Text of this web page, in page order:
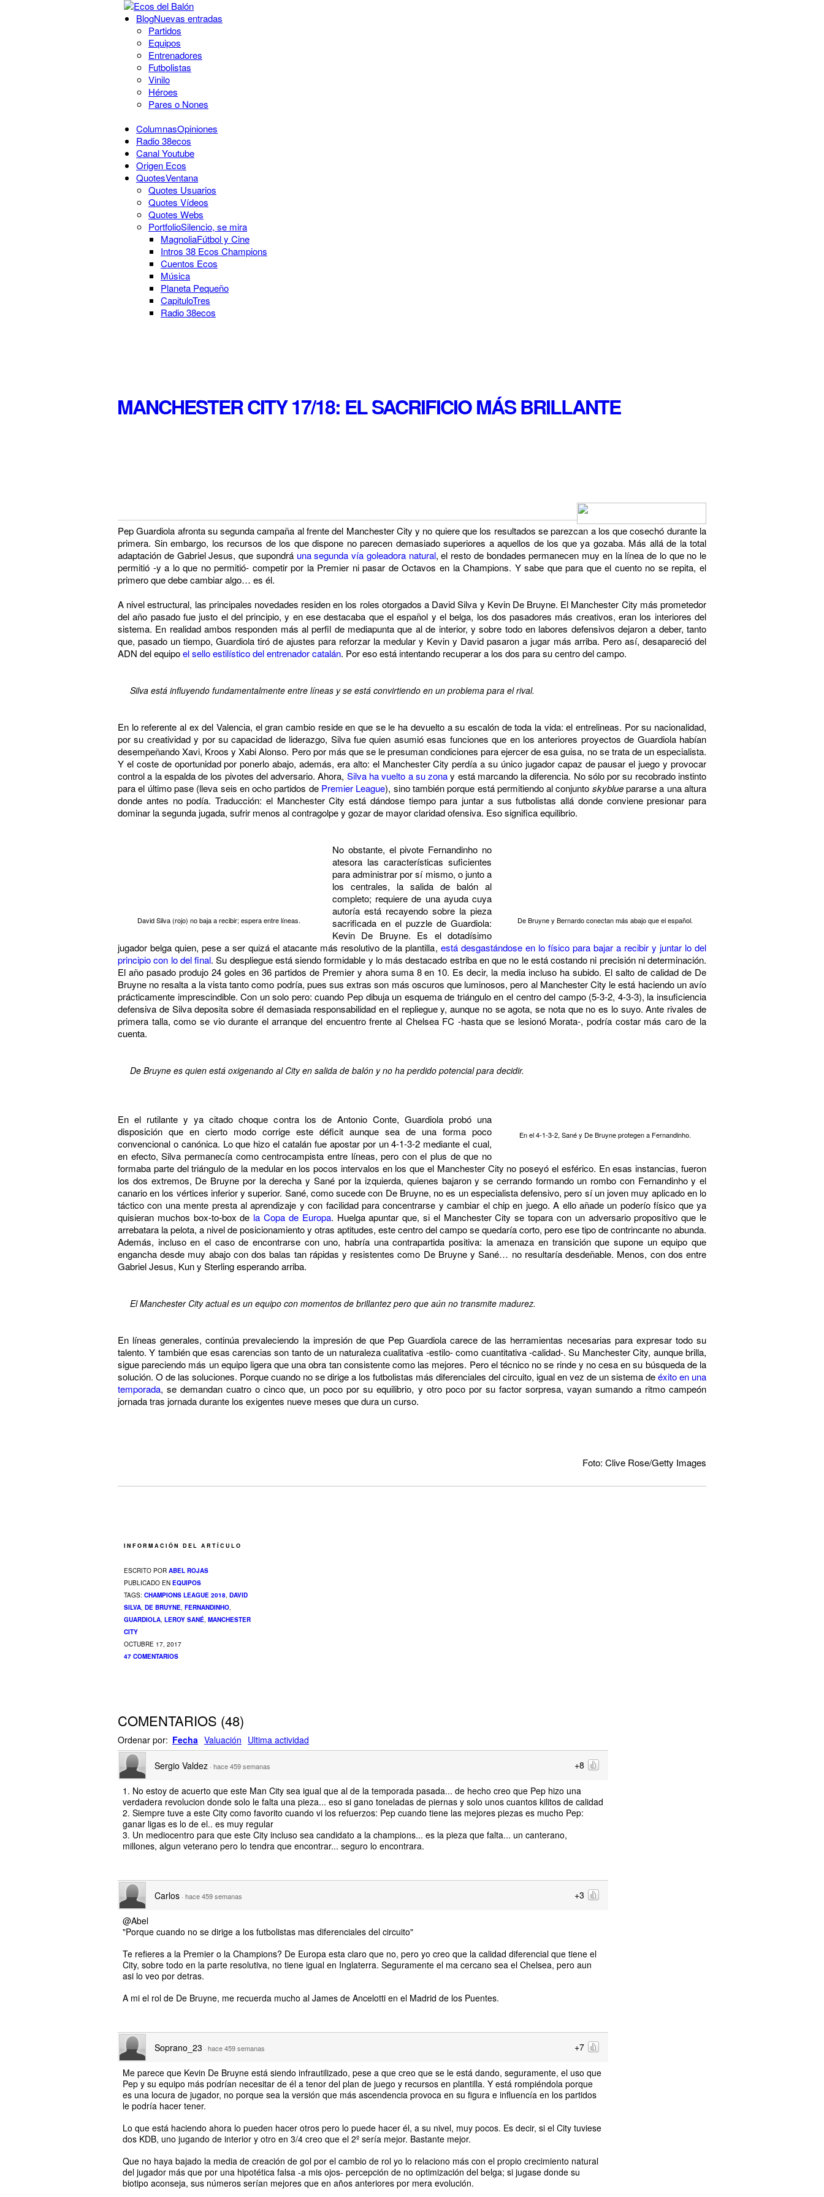
BlogNuevas entradas
Partidos
Equipos
Entrenadores
Futbolistas
Vinilo
Héroes
Pares o Nones
ColumnasOpiniones
Radio 38ecos
Canal Youtube
Origen Ecos
QuotesVentana
Quotes Usuarios
Quotes Vídeos
Quotes Webs
PortfolioSilencio, se mira
MagnoliaFútbol y Cine
Intros 38 Ecos Champions
Cuentos Ecos
Música
Planeta Pequeño
CapituloTres
Radio 38ecos
MANCHESTER CITY 17/18: EL SACRIFICIO MÁS BRILLANTE
Pep Guardiola afronta su segunda campaña al frente del Manchester City y no quiere que los resultados se parezcan a los que cosechó durante la
primera. Sin embargo, los recursos de los que dispone no parecen demasiado superiores a aquellos de los que ya gozaba. Más allá de la total
adaptación de Gabriel Jesus, que supondrá una segunda vía goleadora natural, el resto de bondades permanecen muy en la línea de lo que no le
permitió -y a lo que no permitió- competir por la Premier ni pasar de Octavos en la Champions. Y sabe que para que el cuento no se repita, el
primero que debe cambiar algo… es él.
A nivel estructural, las principales novedades residen en los roles otorgados a David Silva y Kevin De Bruyne. El Manchester City más prometedor
del año pasado fue justo el del principio, y en ese destacaba que el español y el belga, los dos pasadores más creativos, eran los interiores del
sistema. En realidad ambos responden más al perfil de mediapunta que al de interior, y sobre todo en labores defensivos dejaron a deber, tanto
que, pasado un tiempo, Guardiola tiró de ajustes para reforzar la medular y Kevin y David pasaron a jugar más arriba. Pero así, desapareció del
ADN del equipoel sello estilístico del entrenador catalán. Por eso está intentando recuperar a los dos para su centro del campo.
Silva está influyendo fundamentalmente entre líneas y se está convirtiendo en un problema para el rival.
En lo referente al ex del Valencia, el gran cambio reside en que se le ha devuelto a su escalón de toda la vida: el entrelineas. Por su nacionalidad,
por su creatividad y por su capacidad de liderazgo, Silva fue quien asumió esas funciones que en los anteriores proyectos de Guardiola habían
desempeñando Xavi, Kroos y Xabi Alonso. Pero por más que se le presuman condiciones para ejercer de esa guisa, no se trata de un especialista.
Y el coste de oportunidad por ponerlo abajo, además, era alto: el Manchester City perdía a su único jugador capaz de pausar el juego y provocar
control a la espalda de los pivotes del adversario. Ahora, Silva ha vuelto a su zonay está marcando la diferencia. No sólo por su recobrado instinto
para el último pase (lleva seis en ocho partidos de Premier League), sino también porque está permitiendo al conjunto skybluepararse a una altura
donde antes no podía. Traducción: el Manchester City está dándose tiempo para juntar a sus futbolistas allá donde conviene presionar para
dominar la segunda jugada, sufrir menos al contragolpe y gozar de mayor claridad ofensiva. Eso significa equilibrio.
David Silva (rojo) no baja a recibir; espera entre líneas. De Bruyne y Bernardo conectan más abajo que el español.
No obstante, el pivote Fernandinho no
atesora las características suficientes
para administrar por sí mismo, o junto a
los centrales, la salida de balón al
completo; requiere de una ayuda cuya
autoría está recayendo sobre la pieza
sacrificada en el puzzle de Guardiola:
Kevin De Bruyne. Es el dotadísimo
jugador belga quien, pese a ser quizá el atacante más resolutivo de la plantilla, está desgastándose en lo físico para bajar a recibir y juntar lo del
principio con lo del final. Su despliegue está siendo formidable y lo más destacado estriba en que no le está costando ni precisión ni determinación.
El año pasado produjo 24 goles en 36 partidos de Premier y ahora suma 8 en 10. Es decir, la media incluso ha subido. El salto de calidad de De
Bruyne no resalta a la vista tanto como podría, pues sus extras son más oscuros que luminosos, pero al Manchester City le está haciendo un avío
prácticamente imprescindible. Con un solo pero: cuando Pep dibuja un esquema de triángulo en el centro del campo (5-3-2, 4-3-3), la insuficiencia
defensiva de Silva deposita sobre él demasiada responsabilidad en el repliegue y, aunque no se agota, se nota que no es lo suyo. Ante rivales de
primera talla, como se vio durante el arranque del encuentro frente al Chelsea FC -hasta que se lesionó Morata-, podría costar más caro de la
cuenta.
De Bruyne es quien está oxigenando al City en salida de balón y no ha perdido potencial para decidir.
En el 4-1-3-2, Sané y De Bruyne protegen a Fernandinho.
En el rutilante y ya citado choque contra los de Antonio Conte, Guardiola probó una
disposición que en cierto modo corrige este déficit aunque sea de una forma poco
convencional o canónica. Lo que hizo el catalán fue apostar por un 4-1-3-2 mediante el cual,
en efecto, Silva permanecía como centrocampista entre líneas, pero con el plus de que no
formaba parte del triángulo de la medular en los pocos intervalos en los que el Manchester City no poseyó el esférico. En esas instancias, fueron
los dos extremos, De Bruyne por la derecha y Sané por la izquierda, quienes bajaron y se cerrando formando un rombo con Fernandinho y el
canario en los vértices inferior y superior. Sané, como sucede con De Bruyne, no es un especialista defensivo, pero sí un joven muy aplicado en lo
táctico con una mente presta al aprendizaje y con facilidad para concentrarse y cambiar el chip en juego. A ello añade un poderío físico que ya
quisieran muchos box-to-box de la Copa de Europa. Huelga apuntar que, si el Manchester City se topara con un adversario propositivo que le
arrebatara la pelota, a nivel de posicionamiento y otras aptitudes, este centro del campo se quedaría corto, pero ese tipo de contrincante no abunda.
Además, incluso en el caso de encontrarse con uno, habría una contrapartida positiva: la amenaza en transición que supone un equipo que
engancha desde muy abajo con dos balas tan rápidas y resistentes como De Bruyne y Sané… no resultaría desdeñable. Menos, con dos entre
Gabriel Jesus, Kun y Sterling esperando arriba.
El Manchester City actual es un equipo con momentos de brillantez pero que aún no transmite madurez.
En líneas generales, continúa prevaleciendo la impresión de que Pep Guardiola carece de las herramientas necesarias para expresar todo su
talento. Y también que esas carencias son tanto de un naturaleza cualitativa -estilo- como cuantitativa -calidad-. Su Manchester City, aunque brilla,
sigue pareciendo más un equipo ligera que una obra tan consistente como las mejores. Pero el técnico no se rinde y no cesa en su búsqueda de la
solución. O de las soluciones. Porque cuando no se dirige a los futbolistas más diferenciales del circuito, igual en vez de un sistema deéxito en una
temporada, se demandan cuatro o cinco que, un poco por su equilibrio, y otro poco por su factor sorpresa, vayan sumando a ritmo campeón
jornada tras jornada durante los exigentes nueve meses que dura un curso.
Foto: Clive Rose/Getty Images
INFORMACIÓN DEL ARTÍCULO
ESCRITO POR ABEL ROJAS
PUBLICADO EN EQUIPOS
TAGS: CHAMPIONS LEAGUE 2018, DAVID
SILVA, DE BRUYNE, FERNANDINHO,
GUARDIOLA, LEROY SANÉ, MANCHESTER
CITY
OCTUBRE 17, 2017
47 COMENTARIOS
COMENTARIOS (48)
Ordenar por: Fecha Valuación Ultima actividad
+8
Sergio Valdez · hace 459 semanas
1. No estoy de acuerto que este Man City sea igual que al de la temporada pasada... de hecho creo que Pep hizo una
verdadera revolucion donde solo le falta una pieza... eso si gano toneladas de piernas y solo unos cuantos kilitos de calidad
2. Siempre tuve a este City como favorito cuando vi los refuerzos: Pep cuando tiene las mejores piezas es mucho Pep:
ganar ligas es lo de el.. es muy regular
3. Un mediocentro para que este City incluso sea candidato a la champions... es la pieza que falta... un canterano,
millones, algun veterano pero lo tendra que encontrar... seguro lo encontrara.
+3
Carlos · hace 459 semanas
@Abel
"Porque cuando no se dirige a los futbolistas mas diferenciales del circuito"
Te refieres a la Premier o la Champions? De Europa esta claro que no, pero yo creo que la calidad diferencial que tiene el
City, sobre todo en la parte resolutiva, no tiene igual en Inglaterra. Seguramente el ma cercano sea el Chelsea, pero aun
asi lo veo por detras.
A mi el rol de De Bruyne, me recuerda mucho al James de Ancelotti en el Madrid de los Puentes.
+7
Soprano_23 · hace 459 semanas
Me parece que Kevin De Bruyne está siendo infrautilizado, pese a que creo que se le está dando, seguramente, el uso que
Pep y su equipo más podrían necesitar de él a tenor del plan de juego y recursos en plantilla. Y está rompiéndola porque
es una locura de jugador, no porque sea la versión que más ascendencia provoca en su figura e influencía en los partidos
le podría hacer tener.
Lo que está haciendo ahora lo pueden hacer otros pero lo puede hacer él, a su nivel, muy pocos. Es decir, si el City tuviese
dos KDB, uno jugando de interior y otro en 3/4 creo que el 2º sería mejor. Bastante mejor.
Que no haya bajado la media de creación de gol por el cambio de rol yo lo relaciono más con el propio crecimiento natural
del jugador más que por una hipotética falsa -a mis ojos- percepción de no optimización del belga; si jugase donde su
biotipo aconseja, sus números serían mejores que en años anteriores por mera evolución.